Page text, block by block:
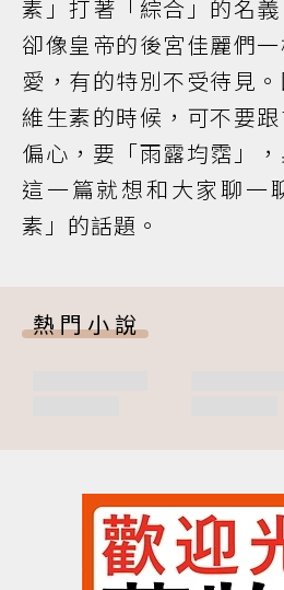
素」打著「綜合」的名
卻像皇帝的後宮佳麗們
愛，有的特別不受待見
維生素的時候，可不要
偏心，要「雨露均霑」
這一篇就想和大家聊一
素」的話題。
熱門小說